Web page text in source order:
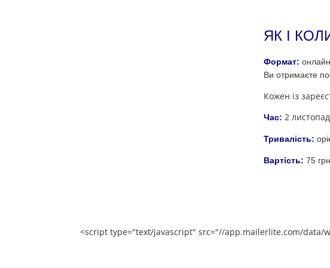
ЯК І
Формат:
Ви отримаєте
Кожен із
Час: 2
Тривалість:
Вартість: 75 грн.
<script type="text/javascript" src="//app.mailerlite.com/data/